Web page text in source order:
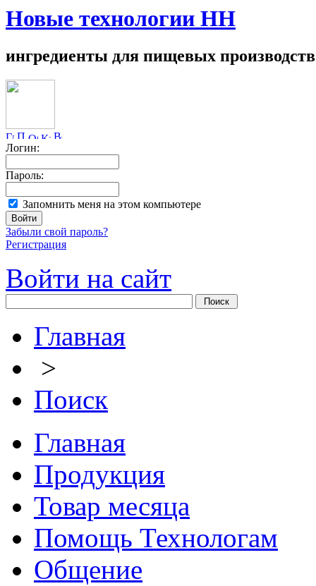
Новые технологии НН
ингредиенты для пищевых производств
Логин:
Пароль:
Запомнить меня на этом компьютере
Забыли свой пароль?
Регистрация
Войти на сайт
Главная
>
Поиск
Главная
Продукция
Товар месяца
Помощь Технологам
Общение